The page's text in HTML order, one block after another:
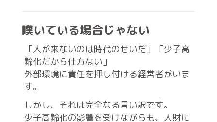
嘆いている場合じゃない
「人が来ないのは時代のせいだ」「少子高
齢化だから仕方ない」
外部環境に責任を押し付ける経営者がいま
す。
しかし、それは完全なる言い訳です。
少子高齢化の影響を受けながらも、人財に